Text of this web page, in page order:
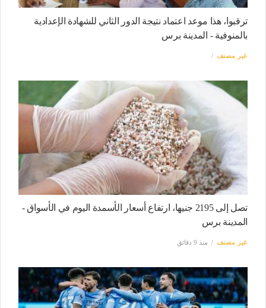
ترقبوا، هذا موعد اعتماد نتيجة الدور الثاني للشهادة الإعدادية
بالمنوفية - المدينة برس
غير مصنف
تصل إلى 2195 جنيها، ارتفاع أسعار الأسمدة اليوم في الأسواق -
المدينة برس
غير مصنف منذ 9 دقائق